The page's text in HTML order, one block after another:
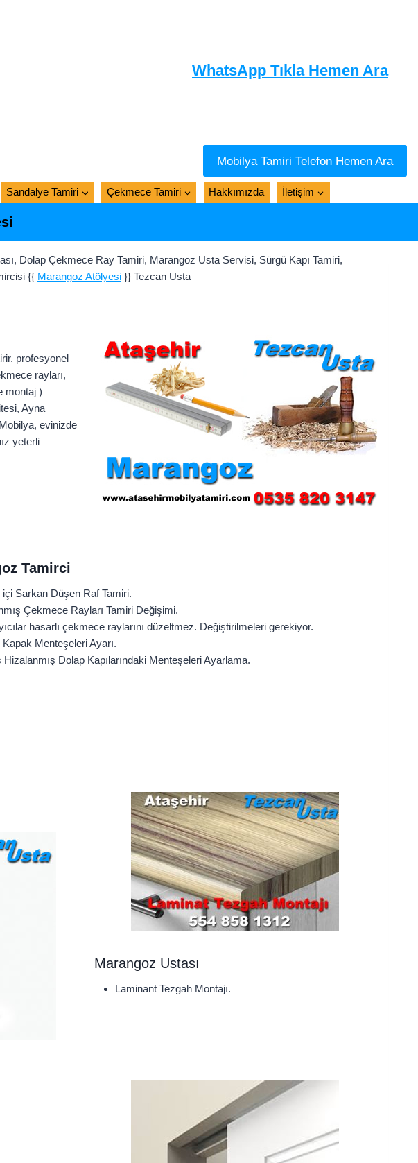
WhatsApp Tıkla Hemen Ara
Mobilya Tamiri Telefon Hemen Ara
Sandalye Tamiri Çekmece Tamiri Hakkımızda İletişim
Dolap Çekmece Ray Tamiri, Marangoz Usta Servisi, Sürgü Kapı Tamiri,
{{ Marangoz Atölyesi}} Tezcan Usta
profesyonel
rayları,
montaj )
Ayna
evinizde
yeterli
Tamirci
içi Sarkan Düşen Raf Tamiri.
Çekmece Rayları Tamiri Değişimi.
hasarlı çekmece raylarını düzeltmez. Değiştirilmeleri gerekiyor.
Kapak Menteşeleri Ayarı.
Hizalanmış Dolap Kapılarındaki Menteşeleri Ayarlama.
Marangoz Ustası
Laminant Tezgah Montajı.